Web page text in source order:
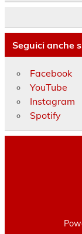
Seguici anche
Facebook
YouTube
Instagram
Spotify